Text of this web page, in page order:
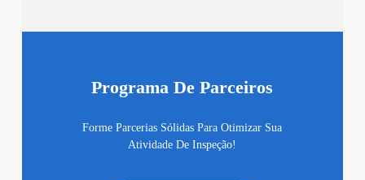
Programa De Parceiros
Forme Parcerias Sólidas Para Otimizar Sua
Atividade De Inspeção!